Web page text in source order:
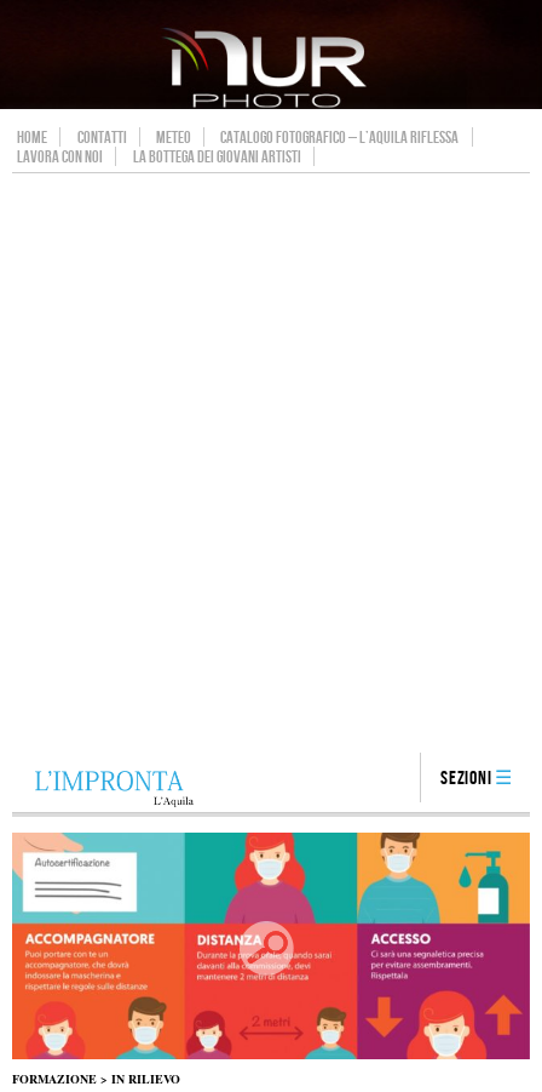
HOME CONTATTI METEO
CATALOGO FOTOGRAFICO – L’AQUILA RIFLESSA
LAVORA CON NOI
LA BOTTEGA DEI GIOVANI ARTISTI
Sezioni
FORMAZIONE > IN RILIEVO